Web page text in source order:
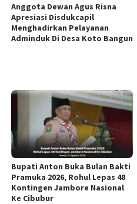
Anggota Dewan Agus Risna
Apresiasi Disdukcapil
Menghadirkan Pelayanan
Adminduk Di Desa Koto Bangun
Bupati Anton Buka Bulan Bakti
Pramuka 2026, Rohul Lepas 48
Kontingen Jambore Nasional
Ke Cibubur